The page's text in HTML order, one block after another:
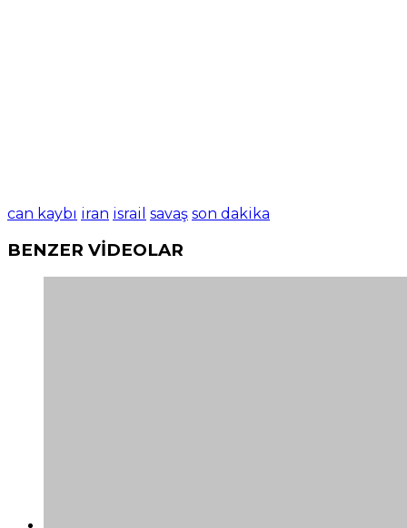
can kaybı iran israil savaş son dakika
BENZER VİDEOLAR